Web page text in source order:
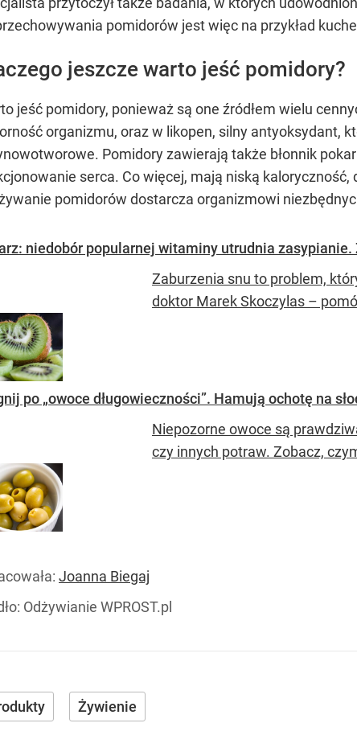
pomidorów jest więc na przykład
jeszcze warto jeść pomidory?
jeść pomidory, ponieważ są one źródłem wielu
organizmu, oraz w likopen, silny antyoksydant,
Pomidory zawierają także błonnik
serca. Co więcej, mają niską
pomidorów dostarcza organizmowi
niedobór popularnej witaminy utrudnia
Zaburzenia snu to problem,
doktor Marek Skoczylas –
po „owoce długowieczności”. Hamują ochotę na
Niepozorne owoce są
czy innych potraw. Zobacz,
Joanna Biegaj
Odżywianie WPROST.pl
Żywienie